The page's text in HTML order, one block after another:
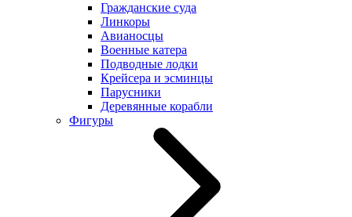
Гражданские суда
Линкоры
Авианосцы
Военные катера
Подводные лодки
Крейсера и эсминцы
Парусники
Деревянные корабли
Фигуры